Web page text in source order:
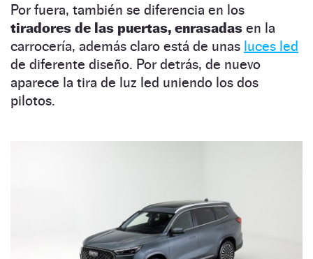
Por fuera, también se diferencia en los
tiradores de las puertas, enrasadas en la
carrocería, además claro está de unas luces led
de diferente diseño. Por detrás, de nuevo
aparece la tira de luz led uniendo los dos
pilotos.